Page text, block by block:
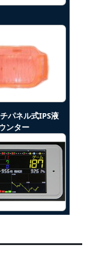
パネル式IPS液
ンター